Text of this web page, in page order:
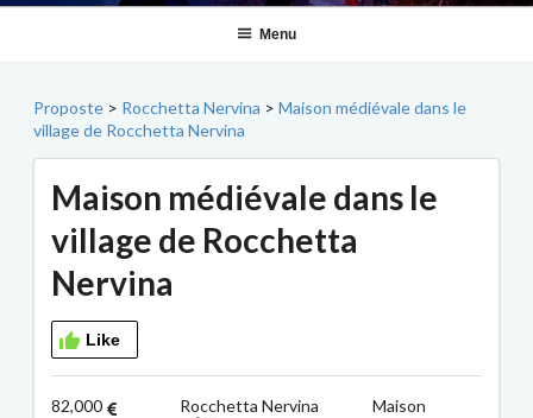
Menu
Proposte > Rocchetta Nervina > Maison médiévale dans le
village de Rocchetta Nervina
Maison médiévale dans le
village de Rocchetta
Nervina
Like
82,000
Rocchetta Nervina Maison